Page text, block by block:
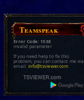
Teamspeak
Error Code: 1538
invalid parameter
If you need help to fix this
problem, you can contact me via
email: info@tsviewer.com